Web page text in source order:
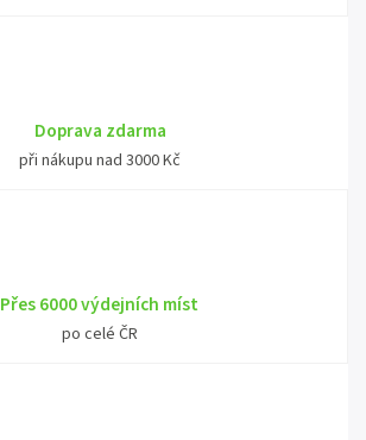
Doprava zdarma
při nákupu nad 3000 Kč
Přes 6000 výdejních míst
po celé ČR